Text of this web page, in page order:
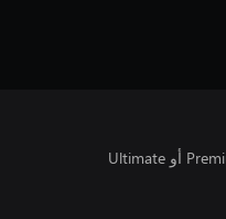
تتطلب اللعبة متعددة اللاعبين عبر الإنترنت توفر Xbox Game Pass Essential أو Premium أو Ultimate